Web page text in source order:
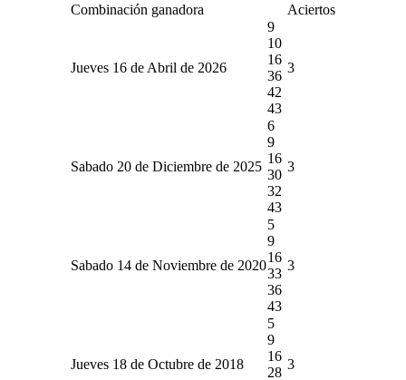
Combinación ganadora Aciertos
Jueves 16 de Abril de 2026
9
10
16
36
42
43
3
Sabado 20 de Diciembre de 2025
6
9
16
30
32
43
3
Sabado 14 de Noviembre de 2020
5
9
16
33
36
43
3
Jueves 18 de Octubre de 2018
5
9
16
28
3